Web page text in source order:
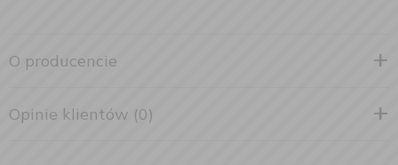
O producencie
Opinie klientów (0)